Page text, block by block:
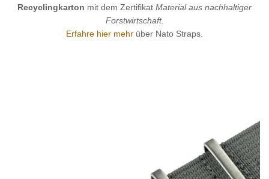
Recyclingkarton mit dem Zertifikat Material aus nachhaltiger
Forstwirtschaft.
Erfahre hier mehr über Nato Straps.